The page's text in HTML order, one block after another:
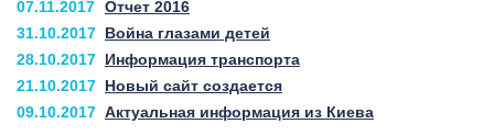
07.11.2017 Отчет 2016
31.10.2017 Война глазами детей
28.10.2017 Информация транспорта
21.10.2017 Новый сайт создается
09.10.2017 Актуальная информация из Киева